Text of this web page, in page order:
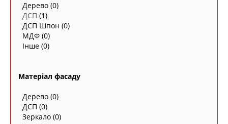
Дерево (0)
ДСП (1)
ДСП Шпон (0)
МДФ (0)
Інше (0)
Матеріал фасаду
Дерево (0)
ДСП (0)
Зеркало (0)